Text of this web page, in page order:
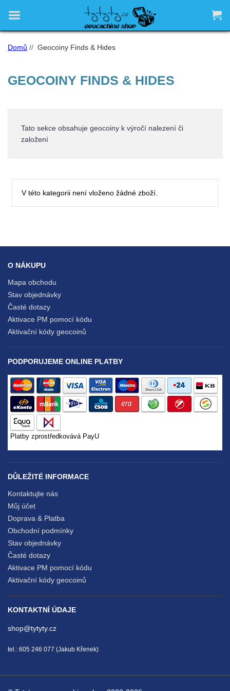
 
Domů // Geocoiny Finds & Hides
GEOCOINY FINDS & HIDES
Tato sekce obsahuje geocoiny k výročí nalezení či
založení
V této kategorii není vloženo žádné zboží.
O NÁKUPU
Mapa obchodu
Stav objednávky
Časté dotazy
Aktivace PM pomocí kódu
Aktivační kódy geocoinů
PODPORUJEME ONLINE PLATBY
Platby zprostředkovává PayU
DŮLEŽITÉ INFORMACE
Kontaktujte nás
Můj účet
Doprava & Platba
Obchodní podmínky
Stav objednávky
Časté dotazy
Aktivace PM pomocí kódu
Aktivační kódy geocoinů
KONTAKTNÍ ÚDAJE
shop@tytyty.cz
tel.: 605 246 077 (Jakub Křenek)